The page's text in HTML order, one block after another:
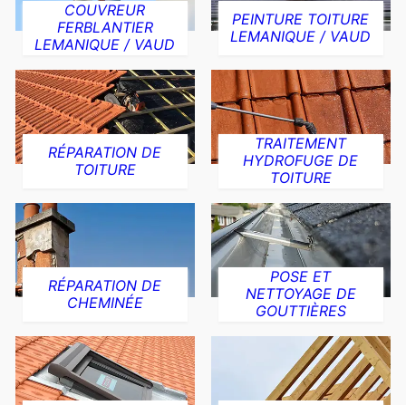
COUVREUR
FERBLANTIER
LEMANIQUE / VAUD
PEINTURE TOITURE
LEMANIQUE / VAUD
RÉPARATION DE
TOITURE
TRAITEMENT
HYDROFUGE DE
TOITURE
RÉPARATION DE
CHEMINÉE
POSE ET
NETTOYAGE DE
GOUTTIÈRES